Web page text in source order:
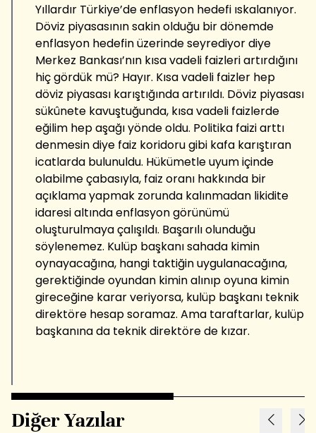
Yıllardır Türkiye’de enflasyon hedefi ıskalanıyor.
Döviz piyasasının sakin olduğu bir dönemde
enflasyon hedefin üzerinde seyrediyor diye
Merkez Bankası’nın kısa vadeli faizleri artırdığını
hiç gördük mü? Hayır. Kısa vadeli faizler hep
döviz piyasası karıştığında artırıldı. Döviz piyasası
sükûnete kavuştuğunda, kısa vadeli faizlerde
eğilim hep aşağı yönde oldu. Politika faizi arttı
denmesin diye faiz koridoru gibi kafa karıştıran
icatlarda bulunuldu. Hükümetle uyum içinde
olabilme çabasıyla, faiz oranı hakkında bir
açıklama yapmak zorunda kalınmadan likidite
idaresi altında enflasyon görünümü
oluşturulmaya çalışıldı. Başarılı olunduğu
söylenemez. Kulüp başkanı sahada kimin
oynayacağına, hangi taktiğin uygulanacağına,
gerektiğinde oyundan kimin alınıp oyuna kimin
gireceğine karar veriyorsa, kulüp başkanı teknik
direktöre hesap soramaz. Ama taraftarlar, kulüp
başkanına da teknik direktöre de kızar.
Diğer Yazılar